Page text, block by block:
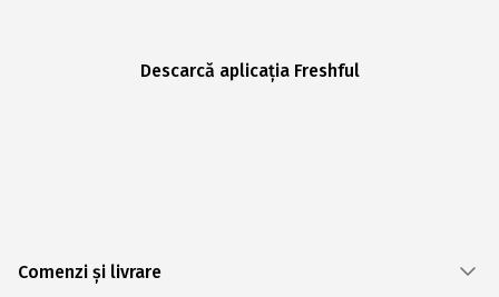
Descarcă aplicația Freshful
Comenzi și livrare